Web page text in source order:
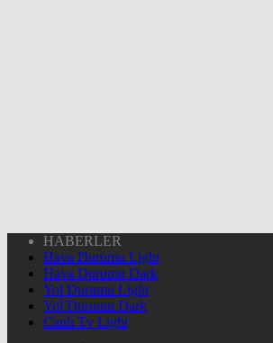
HABERLER
Hava Durumu Light
Hava Durumu Dark
Yol Durumu Light
Yol Durumu Dark
Canlı Tv Light